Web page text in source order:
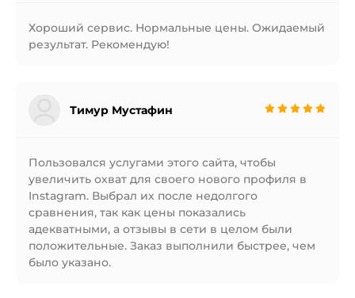
Хороший сервис. Нормальные цены. Ожидаемый
результат. Рекомендую!
Тимур Мустафин
Пользовался услугами этого сайта, чтобы
увеличить охват для своего нового профиля в
Instagram. Выбрал их после недолгого
сравнения, так как цены показались
адекватными, а отзывы в сети в целом были
положительные. Заказ выполнили быстрее, чем
было указано.